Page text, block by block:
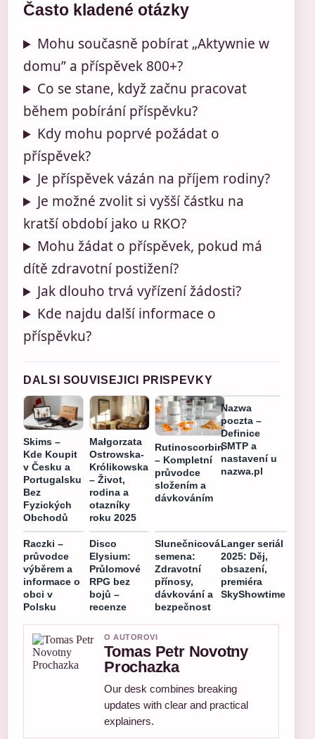
Často kladené otázky
Mohu současně pobírat „Aktywnie w
domu” a příspěvek 800+?
Co se stane, když začnu pracovat
během pobírání příspěvku?
Kdy mohu poprvé požádat o
příspěvek?
Je příspěvek vázán na příjem rodiny?
Je možné zvolit si vyšší částku na
kratší období jako u RKO?
Mohu žádat o příspěvek, pokud má
dítě zdravotní postižení?
Jak dlouho trvá vyřízení žádosti?
Kde najdu další informace o
příspěvku?
DALSI SOUVISEJICI PRISPEVKY
Skims –
Kde Koupit
v Česku a
Portugalsku
Bez
Fyzických
Obchodů
Małgorzata
Ostrowska-
Królikowska
– Život,
rodina a
otazníky
roku 2025
Rutinoscorbin
– Kompletní
průvodce
složením a
dávkováním
Nazwa
poczta –
Definice
SMTP a
nastavení u
nazwa.pl
Raczki –
průvodce
výběrem a
informace o
obci v
Polsku
Disco
Elysium:
Průlomové
RPG bez
bojů –
recenze
Slunečnicová
semena:
Zdravotní
přínosy,
dávkování a
bezpečnost
Langer seriál
2025: Děj,
obsazení,
premiéra
SkyShowtime
O AUTOROVI
Tomas Petr Novotny
Prochazka
Our desk combines breaking
updates with clear and practical
explainers.